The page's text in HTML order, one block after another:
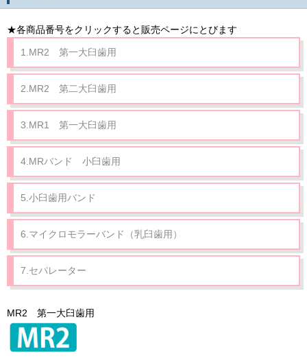
★各商品番号をクリックすると販売ページにとびます
1.MR2 第一大臼歯用
2.MR2 第二大臼歯用
3.MR1 第一大臼歯用
4.MRバンド 小臼歯用
5.小臼歯用バンド
6.マイクロモラーバンド（乳臼歯用）
7.セパレーター
MR2 第一大臼歯用